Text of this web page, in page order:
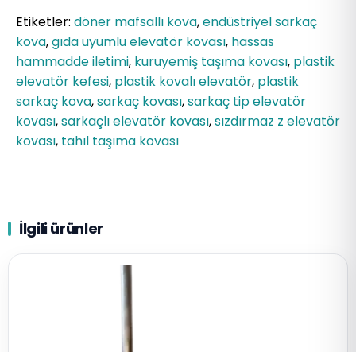
Etiketler: döner mafsallı kova,endüstriyel sarkaç
kova,gıda uyumlu elevatör kovası, hassas
hammadde iletimi, kuruyemiş taşıma kovası, plastik
elevatör kefesi, plastik kovalı elevatör, plastik
sarkaç kova,sarkaç kovası,sarkaç tip elevatör
kovası,sarkaçlı elevatör kovası,sızdırmaz z elevatör
kovası, tahıl taşıma kovası
İlgili ürünler